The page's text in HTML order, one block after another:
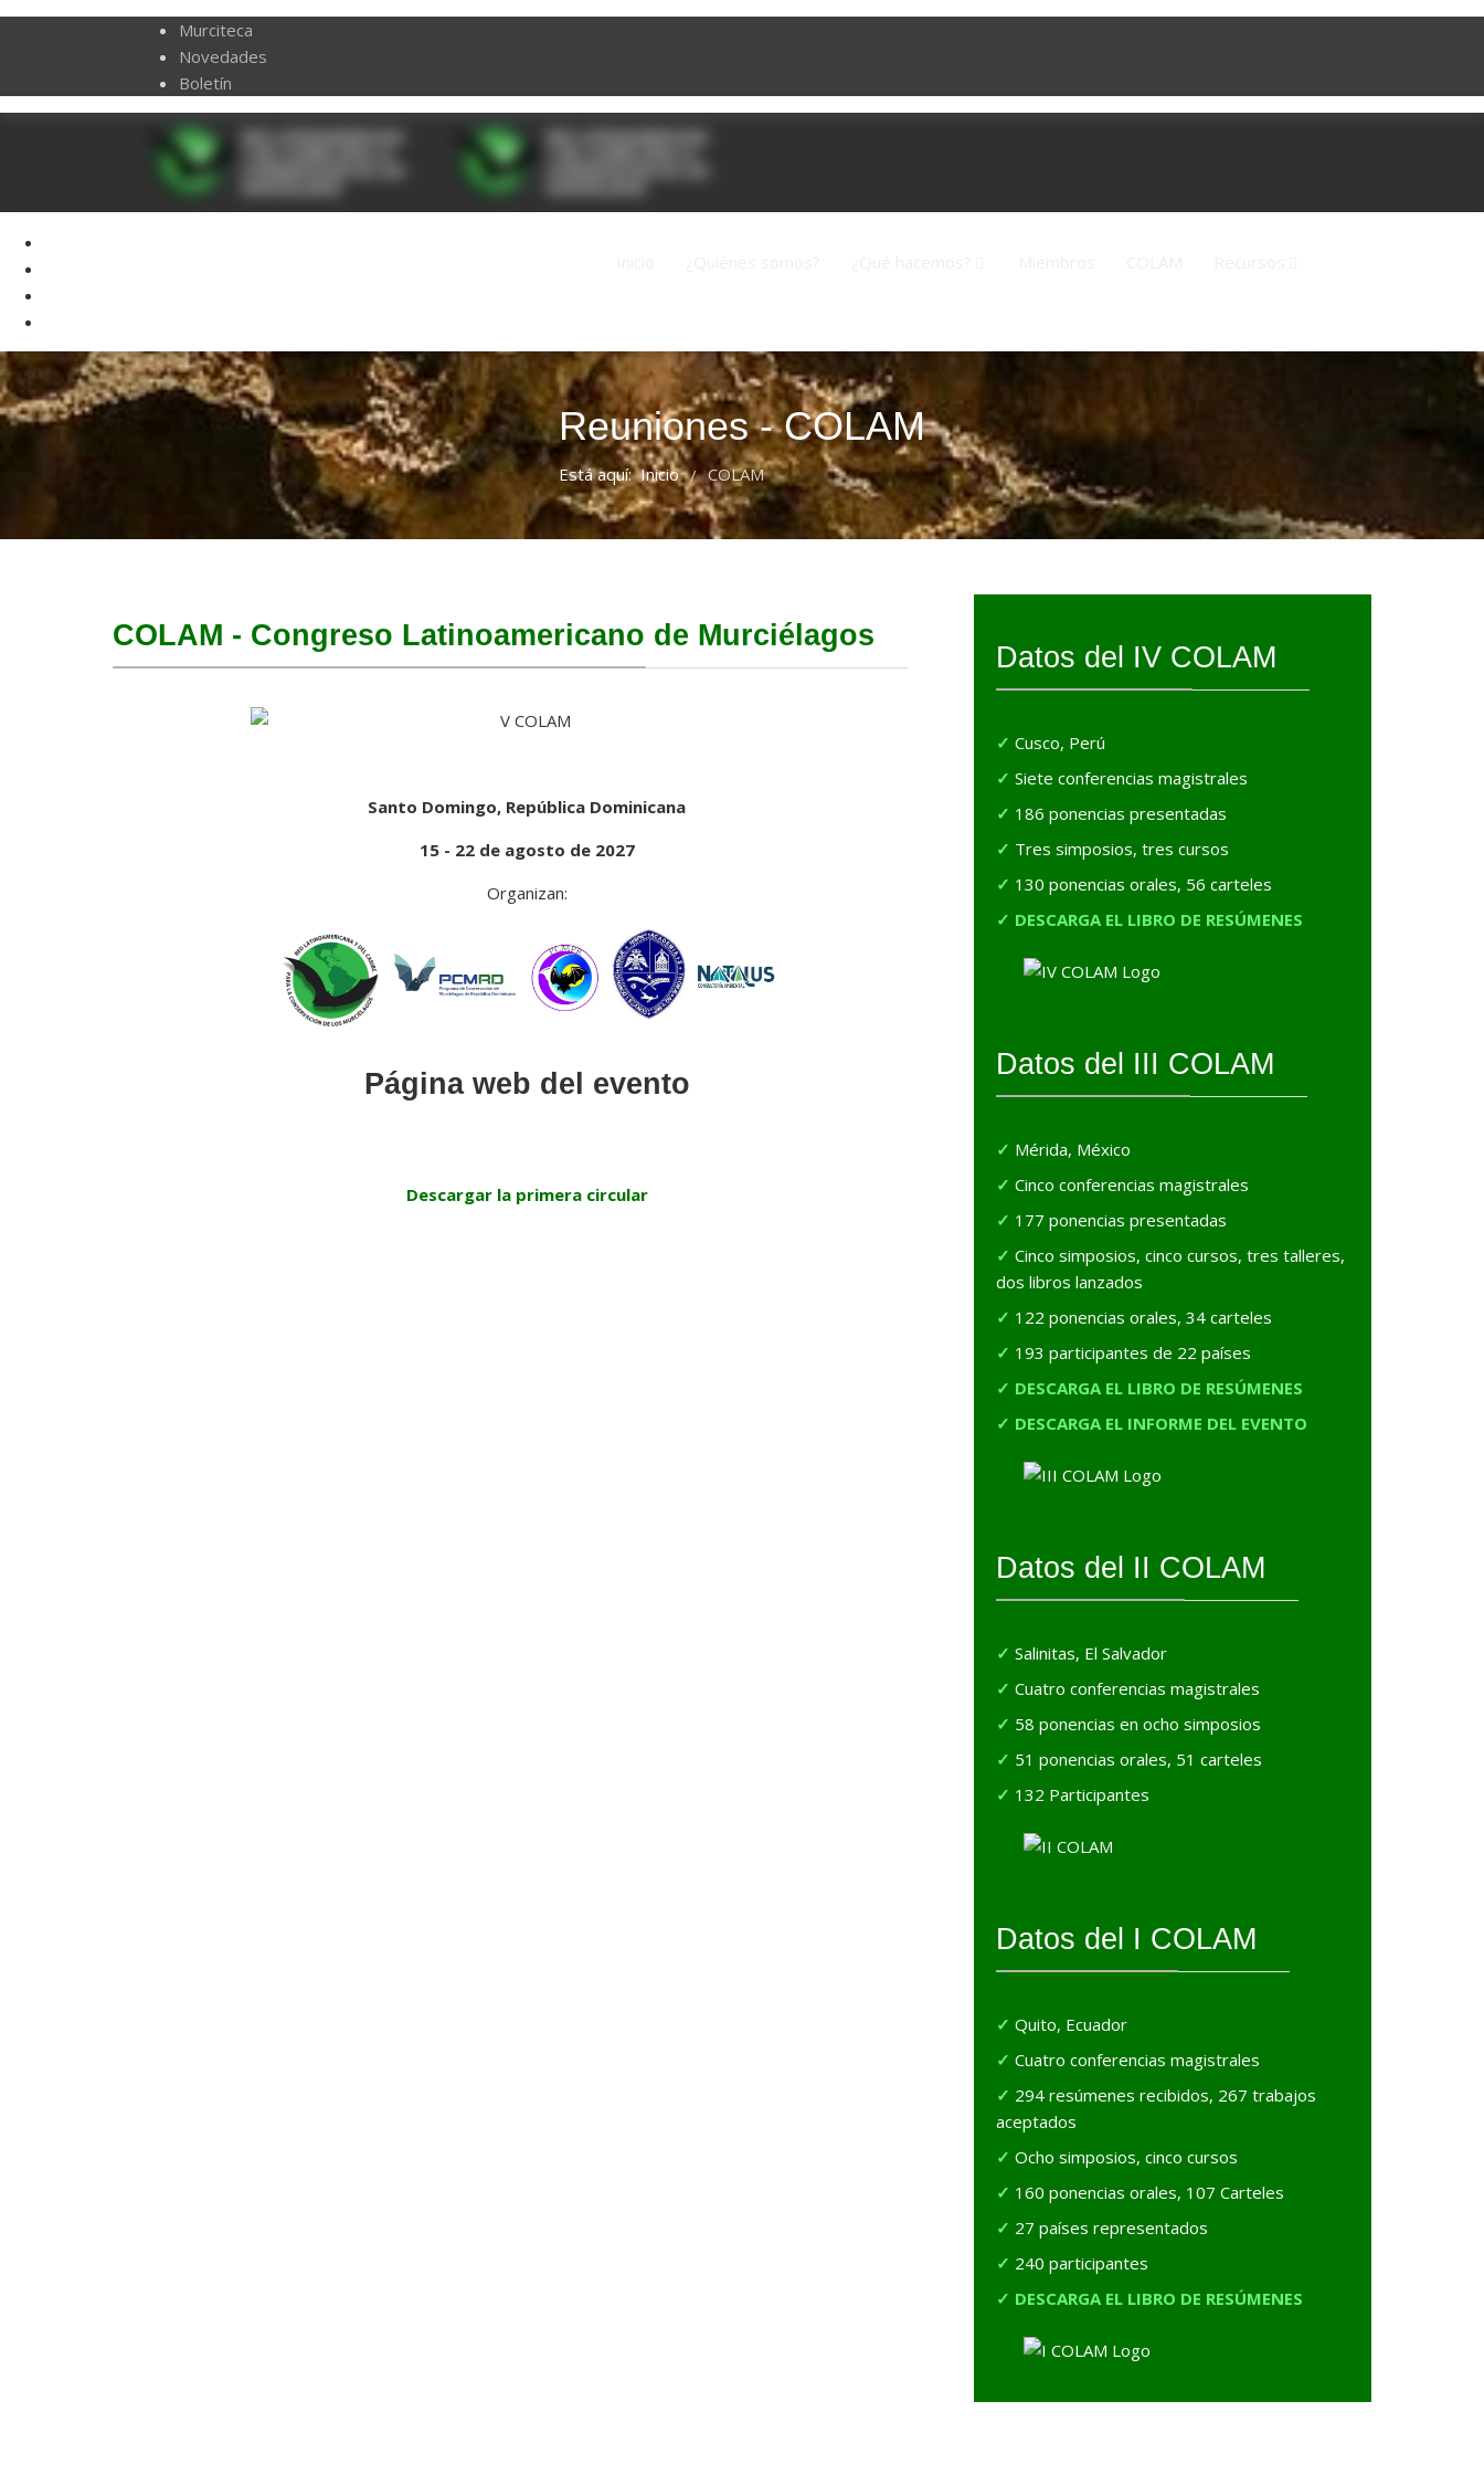
Murciteca
Novedades
Boletín
Reuniones - COLAM
Está aquí:Inicio / COLAM
COLAM - Congreso Latinoamericano de Murciélagos
Santo Domingo, República Dominicana
15 - 22 de agosto de 2027
Organizan:
Página web del evento
Descargar la primera circular
Datos del IV COLAM
Cusco, Perú
Siete conferencias magistrales
186 ponencias presentadas
Tres simposios, tres cursos
130 ponencias orales, 56 carteles
DESCARGA EL LIBRO DE RESÚMENES
Datos del III COLAM
Mérida, México
Cinco conferencias magistrales
177 ponencias presentadas
Cinco simposios, cinco cursos, tres talleres,
dos libros lanzados
122 ponencias orales, 34 carteles
193 participantes de 22 países
DESCARGA EL LIBRO DE RESÚMENES
DESCARGA EL INFORME DEL EVENTO
Datos del II COLAM
Salinitas, El Salvador
Cuatro conferencias magistrales
58 ponencias en ocho simposios
51 ponencias orales, 51 carteles
132 Participantes
Datos del I COLAM
Quito, Ecuador
Cuatro conferencias magistrales
294 resúmenes recibidos, 267 trabajos
aceptados
Ocho simposios, cinco cursos
160 ponencias orales, 107 Carteles
27 países representados
240 participantes
DESCARGA EL LIBRO DE RESÚMENES